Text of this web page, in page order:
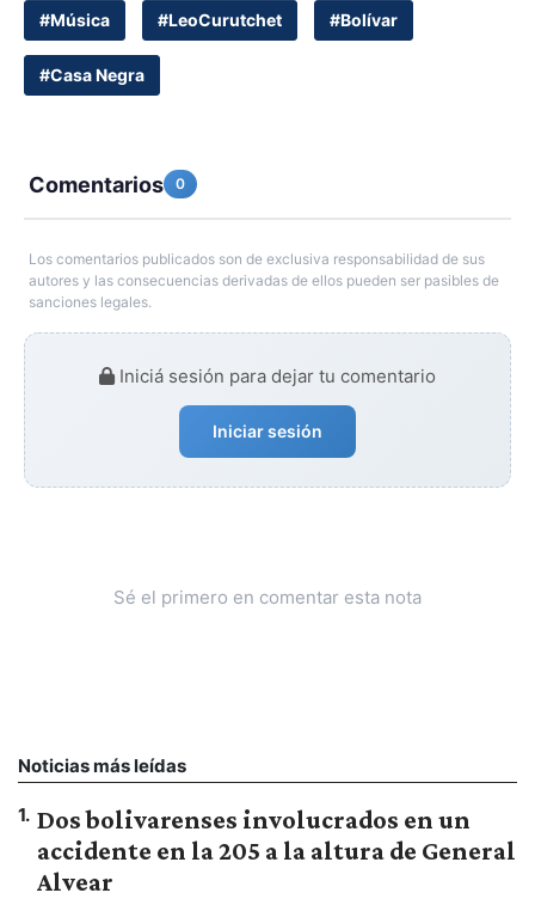
#Música #LeoCurutchet #Bolívar
#Casa Negra
Comentarios 0
Los comentarios publicados son de exclusiva responsabilidad de sus
autores y las consecuencias derivadas de ellos pueden ser pasibles de
sanciones legales.
Iniciá sesión para dejar tu comentario
Iniciar sesión
Sé el primero en comentar esta nota
Noticias más leídas
1. Dos bolivarenses involucrados en un
accidente en la 205 a la altura de General
Alvear